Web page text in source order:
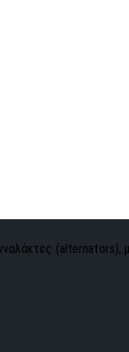
(alternators),